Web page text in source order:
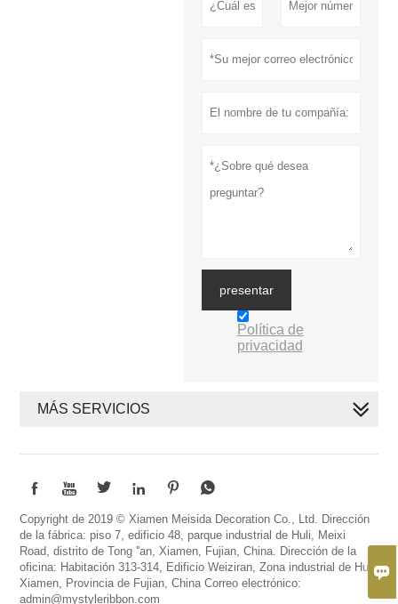

presentar
Política de
privacidad
MÁS SERVICIOS
     
Copyright de 2019 © Xiamen Meisida Decoration Co., Ltd. Dirección
de la fábrica: piso 7, edificio 48, parque industrial de Huli, Meixi
Road, distrito de Tong ''an, Xiamen, Fujian, China. Dirección de la
oficina: Habitación 313-314, Edificio Weiziran, Zona industrial de Huli,
Xiamen, Provincia de Fujian, China Correo electrónico:
admin@mystyleribbon.com